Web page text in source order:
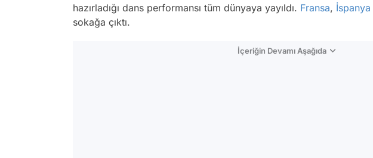
hazırladığı dans performansı tüm dünyaya yayıldı. Fransa, İspanya
sokağa çıktı.
İçeriğin Devamı Aşağıda